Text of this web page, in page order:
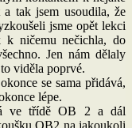
tak jsem usoudila, že
jsme opět lekci
k ničemu nečichla, do
Jen nám dělaly
viděla poprvé.
se sama přidává,
lépe.
ve třídě OB 2 a dál